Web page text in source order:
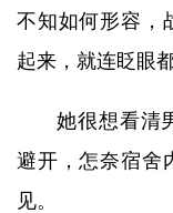
不知如何形容，
起来，就连眨眼
她很想看清
避开，怎奈宿舍
见。